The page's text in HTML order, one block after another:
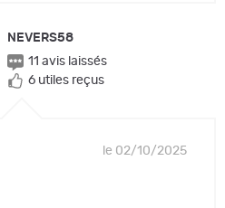
NEVERS58
11 avis laissés
6 utiles reçus
le 02/10/2025